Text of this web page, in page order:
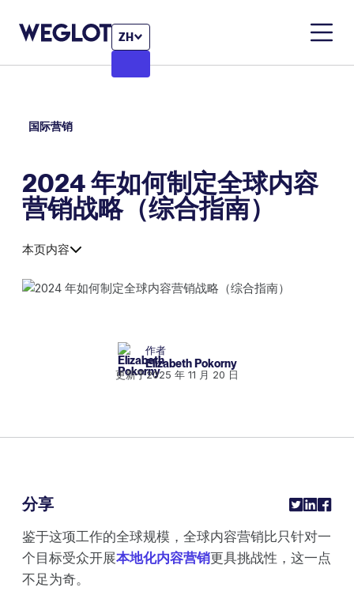
ZH
国际营销
2024 年如何制定全球内容
营销战略（综合指南）
本页内容
作者
Elizabeth Pokorny
更新于2025 年 11 月 20 日
鉴于这项工作的全球规模，全球内容营销比只针对一
个目标受众开展本地化内容营销更具挑战性，这一点
不足为奇。
分享